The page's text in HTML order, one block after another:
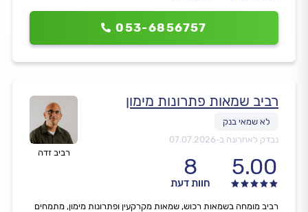
053-6856757
רביב זדה
רביב שמאות פתרונות מימון
נבדק לאחרונה ב-07.07.2026
5.00
8
חוות דעת
רביב מומחה בשמאות רכוש, שמאות מקרקעין ופתרונות מימון, מתמחים